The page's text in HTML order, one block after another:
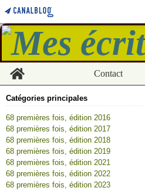
Home
Contact
Catégories principales
68 premières fois, édition 2016
68 premières fois, édition 2017
68 premières fois, édition 2018
68 premières fois, édition 2019
68 premières fois, édition 2021
68 premières fois, édition 2022
68 premières fois, édition 2023